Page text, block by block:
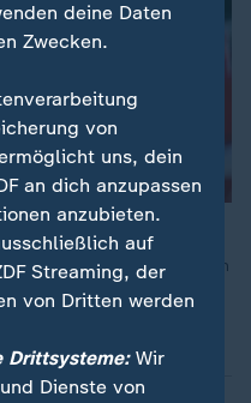
Unternehmen und
Vor allem in eng bebauten
Probleme.
deine Daten
Zwecken.
von
uns, dein
an dich anzupassen
anzubieten.
auf
Streaming, der
von Dritten werden
Drittsysteme:Wir
Dienste von